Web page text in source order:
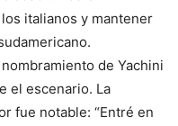
italianos y mantener
de Yachini
el escenario. La
fue notable: “Entré en